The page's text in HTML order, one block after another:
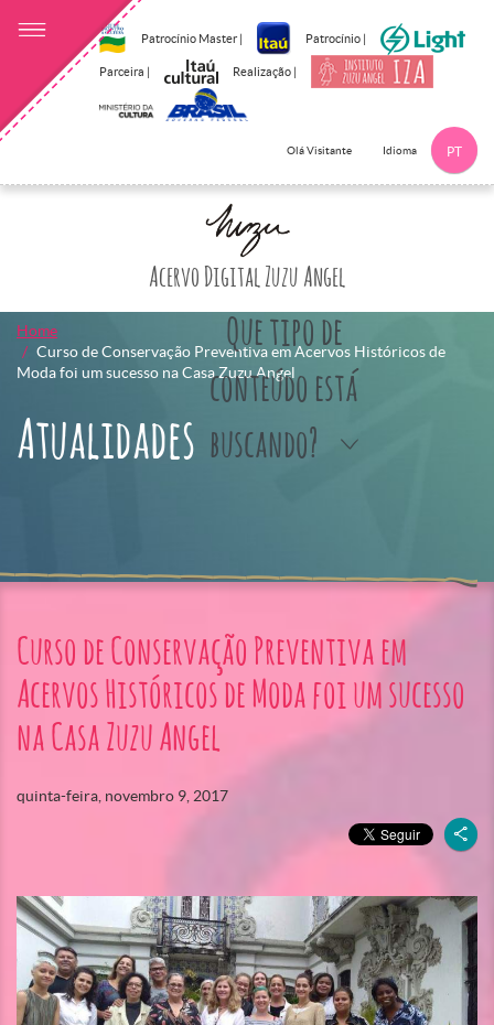
Patrocínio Master | Patrocínio |
Parceira | Realização |
Olá Visitante Idioma PT
Acervo Digital Zuzu Angel
Que tipo de
conteúdo está
buscando?
Home
Curso de Conservação Preventiva em Acervos Históricos de
Moda foi um sucesso na Casa Zuzu Angel
Atualidades
Curso de Conservação Preventiva em
Acervos Históricos de Moda foi um sucesso
na Casa Zuzu Angel
quinta-feira, novembro 9, 2017